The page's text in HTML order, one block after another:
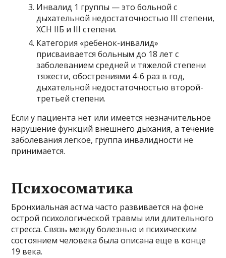
Инвалид 1 группы — это больной с
дыхательной недостаточностью III степени,
ХСН IIБ и III степени.
Категория «ребенок-инвалид»
присваивается больным до 18 лет с
заболеванием средней и тяжелой степени
тяжести, обострениями 4-6 раз в год,
дыхательной недостаточностью второй-
третьей степени.
Если у пациента нет или имеется незначительное
нарушение функций внешнего дыхания, а течение
заболевания легкое, группа инвалидности не
принимается.
Психосоматика
Бронхиальная астма часто развивается на фоне
острой психологической травмы или длительного
стресса. Связь между болезнью и психическим
состоянием человека была описана еще в конце
19 века.